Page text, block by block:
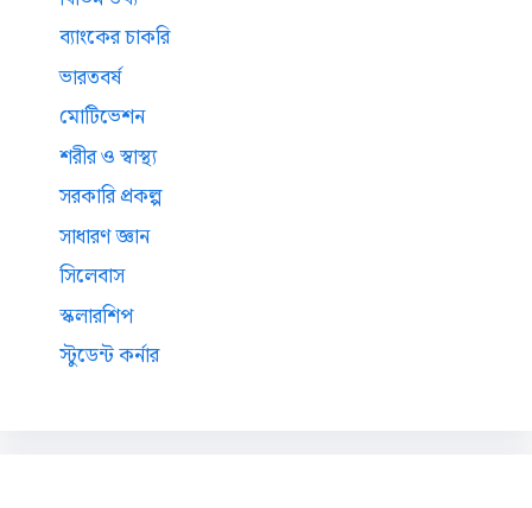
ব্যাংকের চাকরি
ভারতবর্ষ
মোটিভেশন
শরীর ও স্বাস্থ্য
সরকারি প্রকল্প
সাধারণ জ্ঞান
সিলেবাস
স্কলারশিপ
স্টুডেন্ট কর্নার